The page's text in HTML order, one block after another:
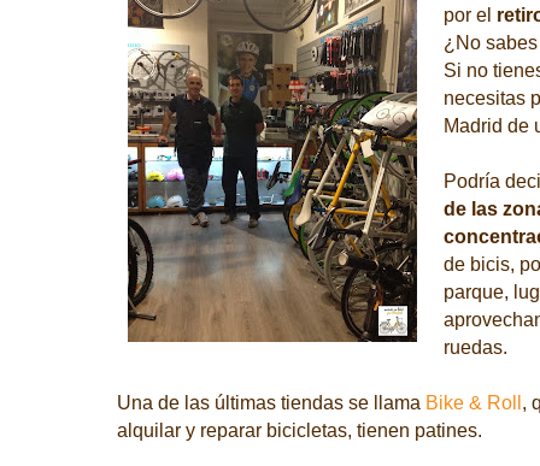
por el
¿No
Si no
necesitas
Madrid de
Podría
de las
de bicis,
parque,
ruedas.
Una de las últimas tiendas se llama Bike & Roll,
alquilar y reparar bicicletas, tienen patines.